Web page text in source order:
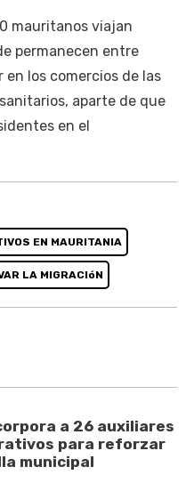
mauritanos viajan
permanecen entre
los comercios de las
aparte de que
en el
EN MAURITANIA
LA MIGRACIóN
a 26 auxiliares
para reforzar
municipal